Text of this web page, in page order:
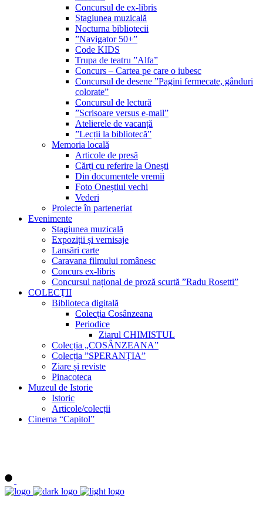
Concursul de ex-libris
Stagiunea muzicală
Nocturna bibliotecii
”Navigator 50+”
Code KIDS
Trupa de teatru ”Alfa”
Concurs – Cartea pe care o iubesc
Concursul de desene ”Pagini fermecate, gânduri
colorate”
Concursul de lectură
”Scrisoare versus e-mail”
Atelierele de vacanță
”Lecții la bibliotecă”
Memoria locală
Articole de presă
Cărți cu referire la Onești
Din documentele vremii
Foto Oneștiul vechi
Vederi
Proiecte în parteneriat
Evenimente
Stagiunea muzicală
Expoziții și vernisaje
Lansări carte
Caravana filmului românesc
Concurs ex-libris
Concursul național de proză scurtă ”Radu Rosetti”
COLECŢII
Biblioteca digitală
Colecţia Cosânzeana
Periodice
Ziarul CHIMISTUL
Colecția „COSÂNZEANA”
Colecția ”SPERANȚIA”
Ziare și reviste
Pinacoteca
Muzeul de Istorie
Istoric
Articole/colecții
Cinema “Capitol”